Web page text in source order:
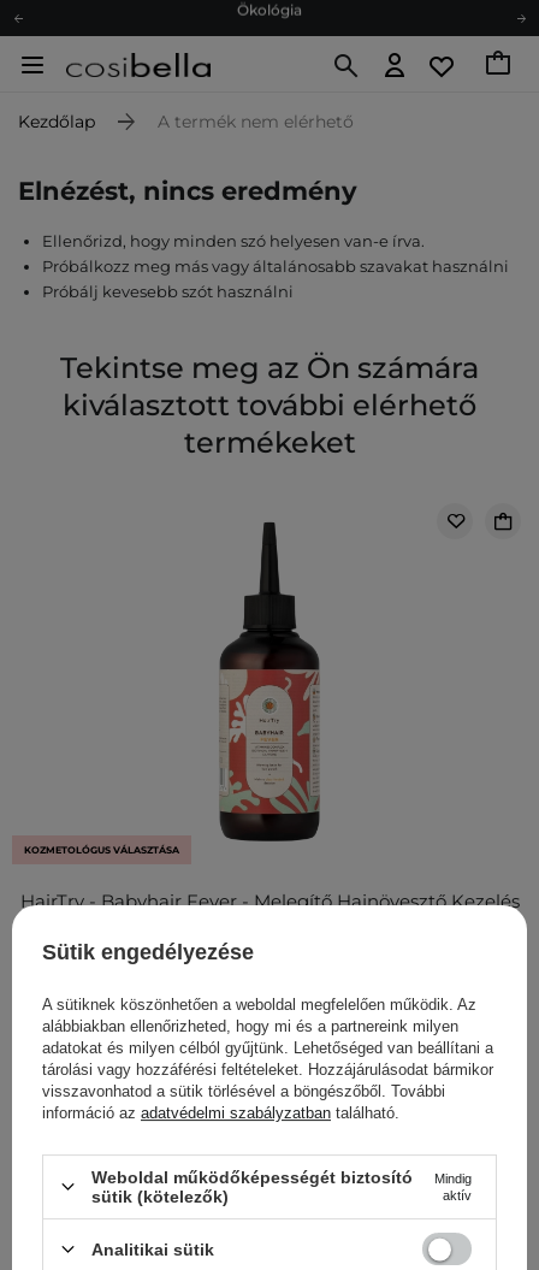
Ingyenes szállítás 15 000 Ft-tól
Kezdőlap A termék nem elérhető
Elnézést, nincs eredmény
Ellenőrizd, hogy minden szó helyesen van-e írva.
Próbálkozz meg más vagy általánosabb szavakat használni
Próbálj kevesebb szót használni
Tekintse meg az Ön számára
kiválasztott további elérhető
termékeket
KOZMETOLÓGUS VÁLASZTÁSA
HairTry - Babyhair Fever - Melegítő Hajnövesztő Kezelés
Cosibella hírlevél
Bőrápolási ellenőrzőlisták, szakértői
tanácsok, szépségápolási újdonságok –
Sütik engedélyezése
A sütiknek köszönhetően a weboldal megfelelően működik. Az
alábbiakban ellenőrizheted, hogy mi és a partnereink milyen
adatokat és milyen célból gyűjtünk. Lehetőséged van beállítani a
tárolási vagy hozzáférési feltételeket. Hozzájárulásodat bármikor
visszavonhatod a sütik törlésével a böngészőből. További
információ az adatvédelmi szabályzatban található.
Weboldal működőképességét biztosító
sütik (kötelezők)
Mindig
aktív
Analitikai sütik